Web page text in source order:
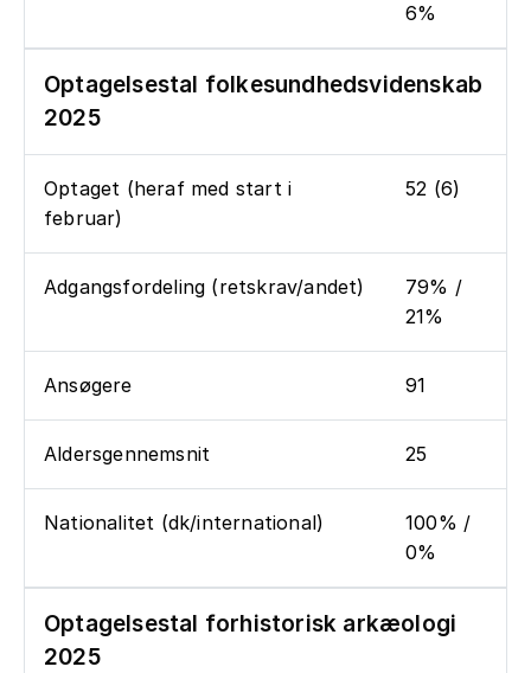
6%
Optagelsestal folkesundhedsvidenskab
2025
Optaget (heraf med start i
februar)
52 (6)
Adgangsfordeling (retskrav/andet)
79% /
21%
Ansøgere 91
Aldersgennemsnit 25
Nationalitet (dk/international)
100% /
0%
Optagelsestal forhistorisk arkæologi
2025